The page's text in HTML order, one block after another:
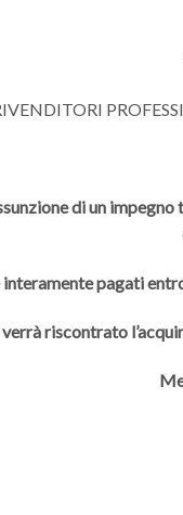
di un
pagati
riscontrato